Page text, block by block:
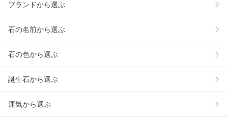
ブランドから選ぶ
石の名前から選ぶ
石の色から選ぶ
誕生石から選ぶ
運気から選ぶ